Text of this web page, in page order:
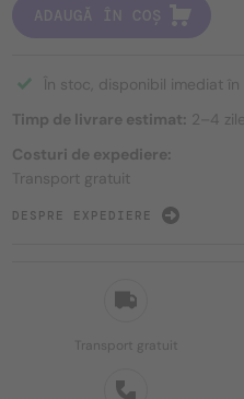
Transport gratuit
ADAUGĂ ÎN COȘ
În stoc, disponibil imediat în
Timp de livrare estimat: 2–4 zile
Costuri de expediere:
Transport gratuit
DESPRE EXPEDIERE